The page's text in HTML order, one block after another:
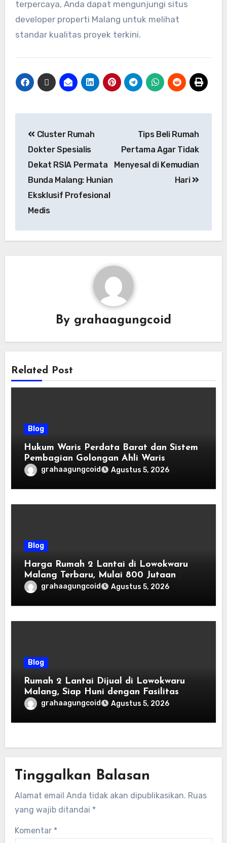
terpercaya, Anda dapat mengunjungi situs
developer properti Malang untuk melihat
standar kualitas proyek terkini.
Cluster Rumah
Dokter Spesialis
Dekat RSIA Permata
Bunda Malang: Hunian
Eksklusif Profesional
Medis
Tips Beli Rumah
Pertama Agar Tidak
Menyesal di Kemudian
Hari
By grahaagungcoid
Related Post
Blog
Hukum Waris Perdata Barat dan Sistem
Pembagian Golongan Ahli Waris
grahaagungcoid Agustus 5, 2026
Blog
Harga Rumah 2 Lantai di Lowokwaru
Malang Terbaru, Mulai 800 Jutaan
Tahun 2026
grahaagungcoid Agustus 5, 2026
Blog
Rumah 2 Lantai Dijual di Lowokwaru
Malang, Siap Huni dengan Fasilitas
Premium | Graha Agung by Tomoland
grahaagungcoid Agustus 5, 2026
Tinggalkan Balasan
Alamat email Anda tidak akan dipublikasikan. Ruas
yang wajib ditandai *
Komentar *